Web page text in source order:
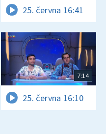
25. června 16:41
7:14
25. června 16:10